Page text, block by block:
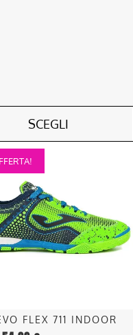
SCEGLI
FLEX 711 INDOOR